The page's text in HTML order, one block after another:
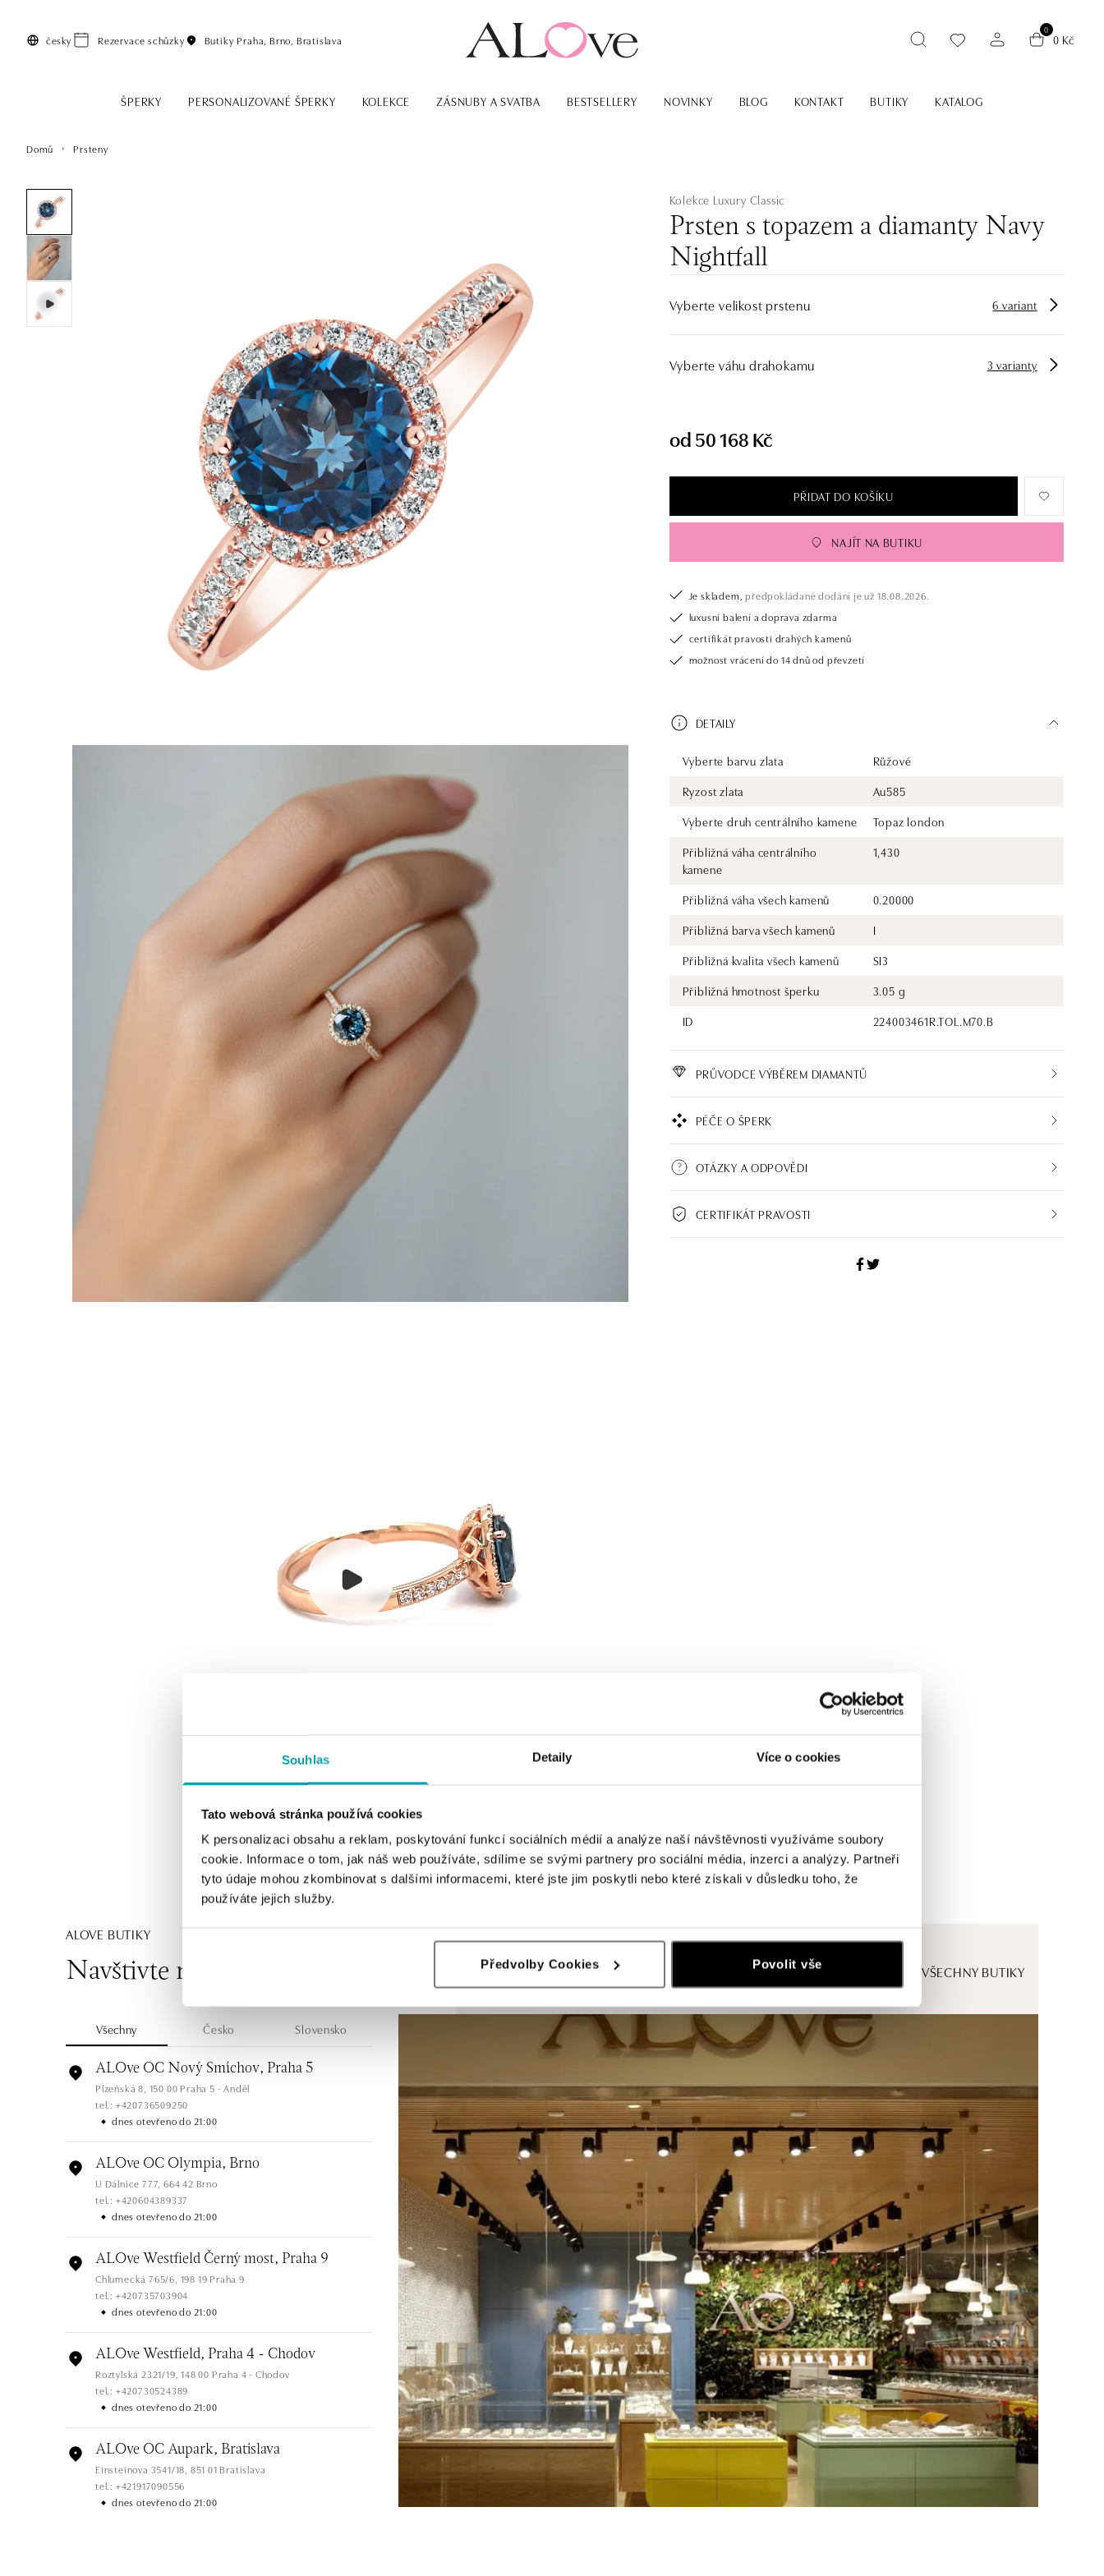
Souhlas Detaily Více o cookies
Tato webová stránka používá cookies
K personalizaci obsahu a reklam, poskytování funkcí sociálních médií a analýze naší návštěvnosti využíváme soubory
cookie. Informace o tom, jak náš web používáte, sdílíme se svými partnery pro sociální média, inzerci a analýzy. Partneři
tyto údaje mohou zkombinovat s dalšími informacemi, které jste jim poskytli nebo které získali v důsledku toho, že
používáte jejich služby.
Předvolby Cookies Povolit vše
česky Rezervace schůzky Butiky Praha, Brno, Bratislava
0
0 Kč
ŠPERKY PERSONALIZOVANÉ ŠPERKY KOLEKCE ZÁSNUBY A SVATBA BESTSELLERY NOVINKY BLOG KONTAKT BUTIKY KATALOG
Domů Prsteny
Kolekce Luxury Classic
Prsten s topazem a diamanty Navy
Nightfall
Vyberte velikost prstenu 6 variant
Vyberte váhu drahokamu 3 varianty
od 50 168 Kč
PŘIDAT DO KOŠÍKU
NAJÍT NA BUTIKU
Je skladem, předpokládané dodání je už 18.08.2026.
luxusní balení a doprava zdarma
certifikát pravosti drahých kamenů
možnost vrácení do 14 dnů od převzetí
DETAILY
Vyberte barvu zlata
Růžové
Ryzost zlata
Au585
Vyberte druh centrálního kamene
Topaz london
Přibližná váha centrálního
kamene
1,430
Přibližná váha všech kamenů
0.20000
Přibližná barva všech kamenů
I
Přibližná kvalita všech kamenů
SI3
Přibližná hmotnost šperku
3.05 g
ID
224003461R.TOL.M70.B
PRŮVODCE VÝBĚREM DIAMANTŮ
PÉČE O ŠPERK
OTÁZKY A ODPOVĚDI
CERTIFIKÁT PRAVOSTI
ALOVE BUTIKY
Navštivte naše butiky ZOBRAZIT VŠECHNY BUTIKY
Všechny Česko Slovensko
ALOve OC Nový Smíchov, Praha 5
Plzeňská 8, 150 00 Praha 5 - Anděl
tel.: +420736509250
dnes otevřeno do 21:00
ALOve OC Olympia, Brno
U Dálnice 777, 664 42 Brno
tel.: +420604389337
dnes otevřeno do 21:00
ALOve Westfield Černý most, Praha 9
Chlumecká 765/6, 198 19 Praha 9
tel.: +420735703904
dnes otevřeno do 21:00
ALOve Westfield, Praha 4 - Chodov
Roztylská 2321/19, 148 00 Praha 4 - Chodov
tel.: +420730524389
dnes otevřeno do 21:00
ALOve OC Aupark, Bratislava
Einsteinova 3541/18, 851 01 Bratislava
tel.: +421917090556
dnes otevřeno do 21:00